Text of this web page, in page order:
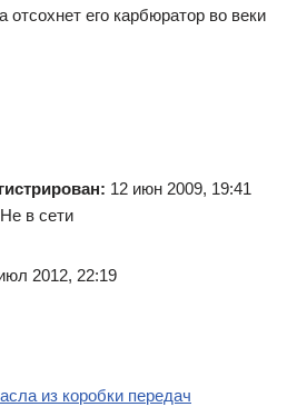
отсохнет его карбюратор во веки
12 июн 2009, 19:41
Не в сети
2012, 22:19
из коробки передач